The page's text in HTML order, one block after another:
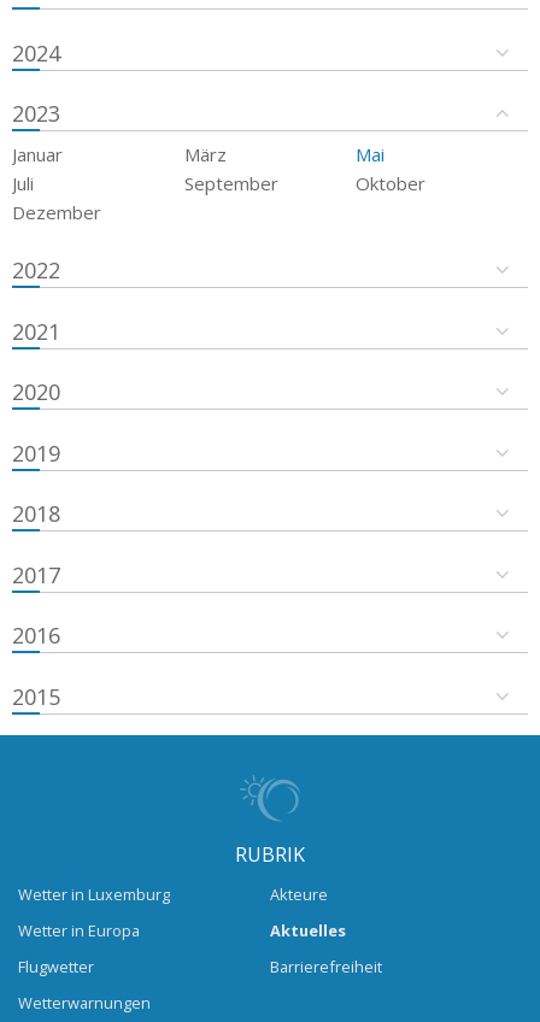
2024
2023
Januar März
Mai
Juli
September
Oktober
Dezember
2022
2021
2020
2019
2018
2017
2016
2015
RUBRIK
Wetter in Luxemburg
Wetter in Europa
Flugwetter
Wetterwarnungen
Akteure
Aktuelles
Barrierefreiheit